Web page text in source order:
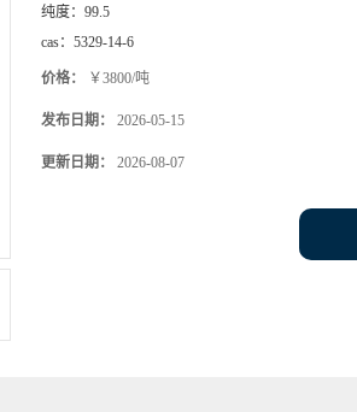
纯度： 99.5
cas： 5329-14-6
价格： ￥3800/吨
发布日期： 2026-05-15
更新日期： 2026-08-07